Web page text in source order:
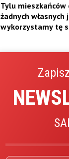
Tylu mieszkańców
żadnych własnych
wykorzystamy tę